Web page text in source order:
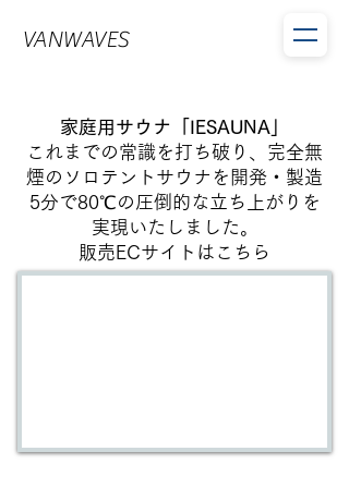
VANWAVES
家庭用サウナ「IESAUNA」
​これまでの常識を打ち破り、完全無
煙のソロテントサウナを開発・製造
5分で80℃の圧倒的な立ち上がりを
実現いたしました。
販売ECサイトは こちら